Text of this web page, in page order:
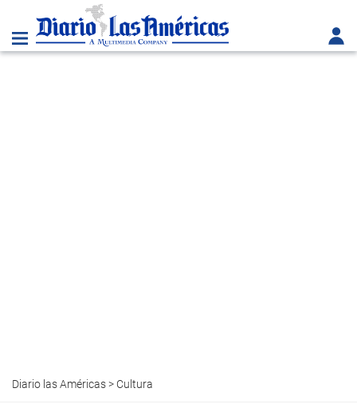
Diario las Américas> Cultura